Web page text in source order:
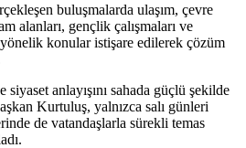
buluşmalarda ulaşım, çevre
alanları, gençlik çalışmaları ve
konular istişare edilerek çözüm
anlayışını sahada güçlü şekilde
Kurtuluş, yalnızca salı günleri
de vatandaşlarla sürekli temas